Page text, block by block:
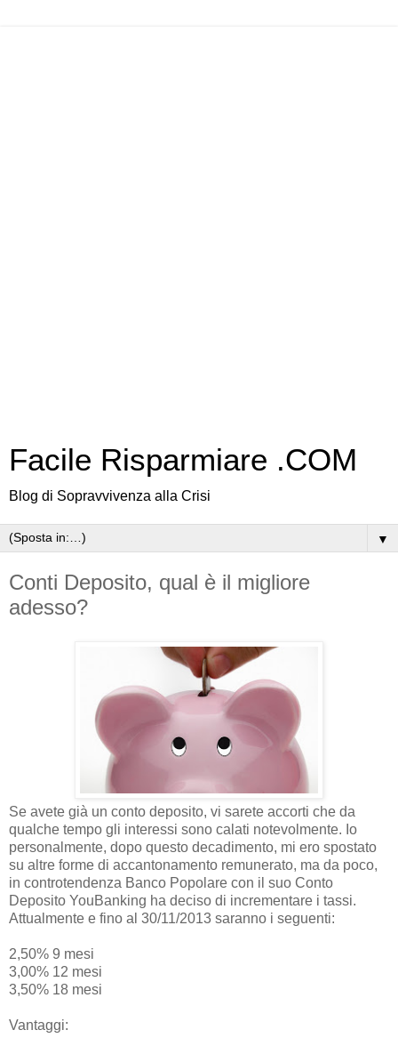
Facile Risparmiare .COM
Blog di Sopravvivenza alla Crisi
▼
Conti Deposito, qual è il migliore
adesso?
Se avete già un conto deposito, vi sarete accorti che da
qualche tempo gli interessi sono calati notevolmente. Io
personalmente, dopo questo decadimento, mi ero spostato
su altre forme di accantonamento remunerato, ma da poco,
in controtendenza Banco Popolare con il suo Conto
Deposito YouBanking ha deciso di incrementare i tassi.
Attualmente e fino al 30/11/2013 saranno i seguenti:
2,50% 9 mesi
3,00% 12 mesi
3,50% 18 mesi
Vantaggi: